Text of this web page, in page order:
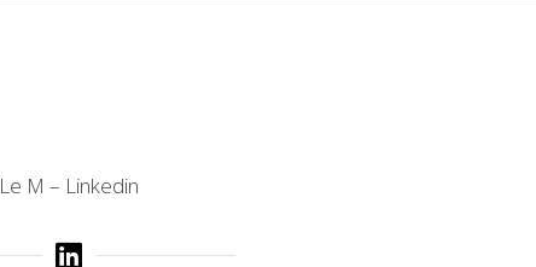
Le M – Linkedin